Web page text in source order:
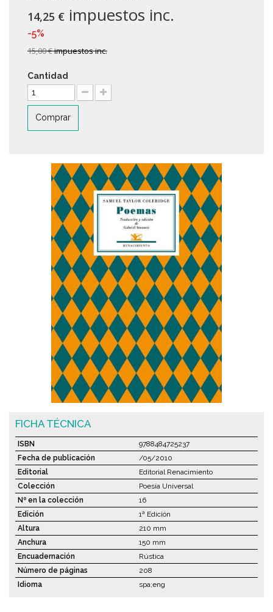
14,25 € impuestos inc.
-5%
15,00 €impuestos inc.
Cantidad
Comprar
FICHA TÉCNICA
ISBN
9788484725237
Fecha de publicación
/05/2010
Editorial
Editorial Renacimiento
Colección
Poesía Universal
Nº en la colección
16
Edición
1ª Edición
Altura
210 mm
Anchura
150 mm
Encuadernación
Rústica
Número de páginas
208
Idioma
spa;eng